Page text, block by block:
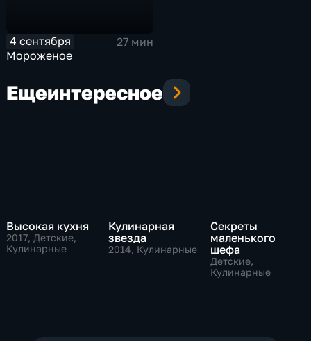
4 сентября
27 мин
Мороженое
Ещеинтересное
Высокая кухня
2017, Детские,
Кулинарные
Кулинарная
звезда
2014, Кулинарные
Секреты
маленького
шефа
Детские,
Кулинарные